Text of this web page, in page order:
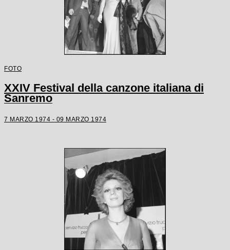
FOTO
XXIV Festival della canzone italiana di
Sanremo
7 MARZO 1974 - 09 MARZO 1974